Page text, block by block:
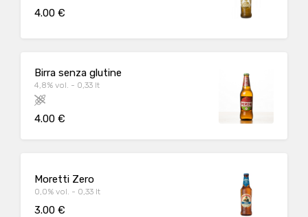
4.00 €
Birra senza glutine
4,8% vol. - 0,33 lt
4.00 €
Moretti Zero
0,0% vol. - 0,33 lt
3.00 €